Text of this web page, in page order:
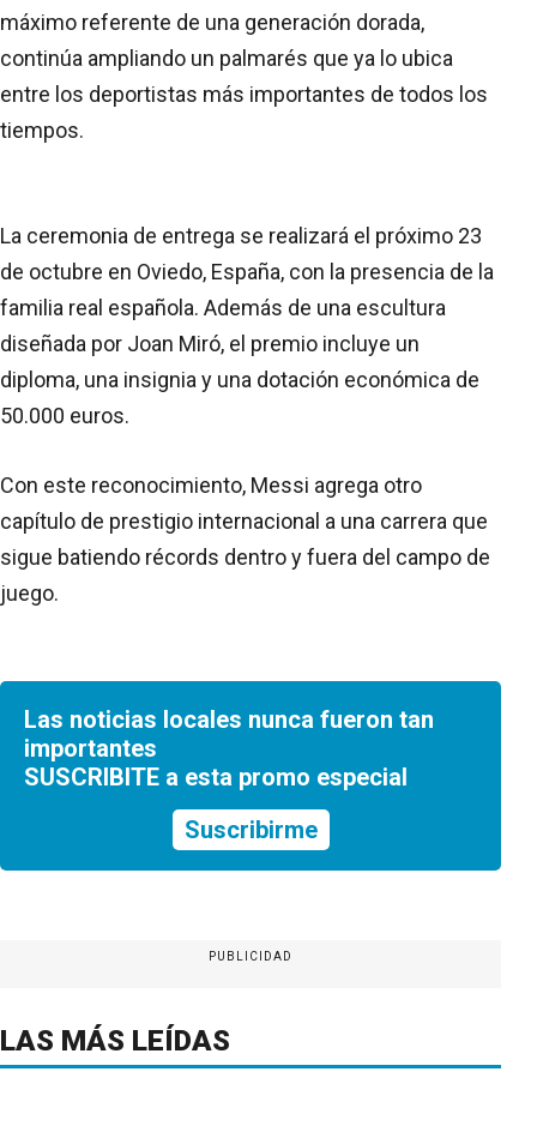
máximo referente de una generación dorada,
continúa ampliando un palmarés que ya lo ubica
entre los deportistas más importantes de todos los
tiempos.
La ceremonia de entrega se realizará el próximo 23
de octubre en Oviedo, España, con la presencia de la
familia real española. Además de una escultura
diseñada por Joan Miró, el premio incluye un
diploma, una insignia y una dotación económica de
50.000 euros.
Con este reconocimiento, Messi agrega otro
capítulo de prestigio internacional a una carrera que
sigue batiendo récords dentro y fuera del campo de
juego.
Las noticias locales nunca fueron tan
importantes
SUSCRIBITE a esta promo especial
Suscribirme
PUBLICIDAD
LAS MÁS LEÍDAS